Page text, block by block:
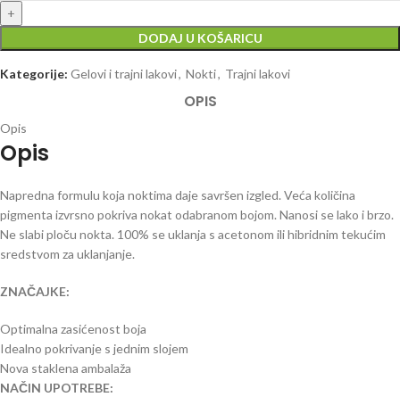
DODAJ U KOŠARICU
Kategorije: Gelovi i trajni lakovi, Nokti, Trajni lakovi
OPIS
Opis
Opis
Napredna formulu koja noktima daje savršen izgled. Veća količina
pigmenta izvrsno pokriva nokat odabranom bojom. Nanosi se lako i brzo.
Ne slabi ploču nokta. 100% se uklanja s acetonom ili hibridnim tekućim
sredstvom za uklanjanje.
ZNAČAJKE:
Optimalna zasićenost boja
Idealno pokrivanje s jednim slojem
Nova staklena ambalaža
NAČIN UPOTREBE: